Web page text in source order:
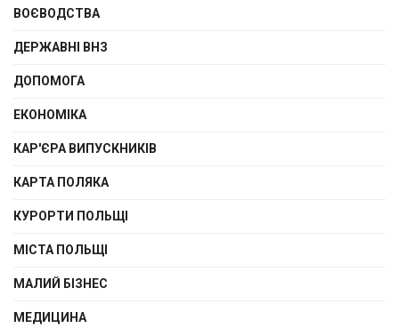
ВОЄВОДСТВА
ДЕРЖАВНІ ВНЗ
ДОПОМОГА
ЕКОНОМІКА
КАР'ЄРА ВИПУСКНИКІВ
КАРТА ПОЛЯКА
КУРОРТИ ПОЛЬЩІ
МІСТА ПОЛЬЩІ
МАЛИЙ БІЗНЕС
МЕДИЦИНА